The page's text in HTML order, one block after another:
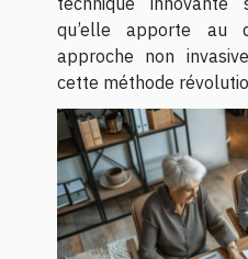
qu’elle apporte au
approche non
cette méthode